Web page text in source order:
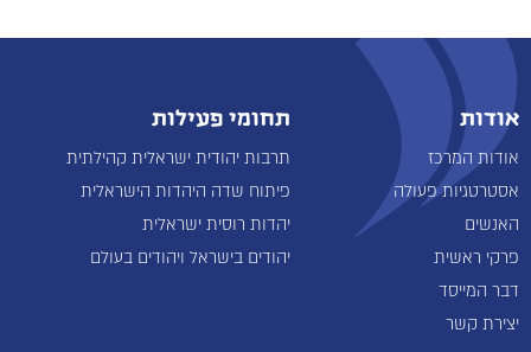
אודות
אודות המרכז
אסטרטגיות פעולה
האנשים
פרקי ראשית
דבר המייסד
יצירת קשר
תחומי פעילות
תרבות יהודית ישראלית קהילתית
פיתוח שדה היהדות הישראלית
יהדות רוסית ישראלית
יהודים בישראל ויהודים בעולם